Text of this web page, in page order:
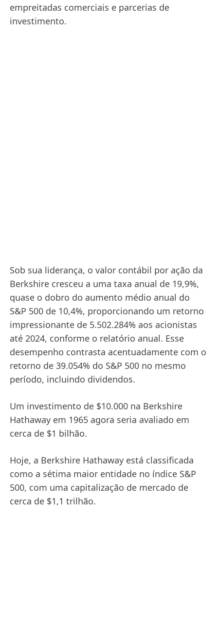
empreitadas comerciais e parcerias de
investimento.
Sob sua liderança, o valor contábil por ação da
Berkshire cresceu a uma taxa anual de 19,9%,
quase o dobro do aumento médio anual do
S&P 500 de 10,4%, proporcionando um retorno
impressionante de 5.502.284% aos acionistas
até 2024, conforme o relatório anual. Esse
desempenho contrasta acentuadamente com o
retorno de 39.054% do S&P 500 no mesmo
período, incluindo dividendos.
Um investimento de $10.000 na Berkshire
Hathaway em 1965 agora seria avaliado em
cerca de $1 bilhão.
Hoje, a Berkshire Hathaway está classificada
como a sétima maior entidade no índice S&P
500, com uma capitalização de mercado de
cerca de $1,1 trilhão.